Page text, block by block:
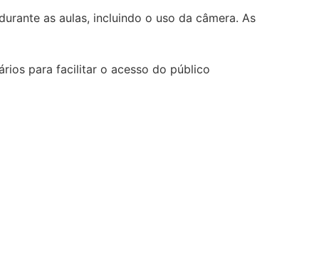
as aulas, incluindo o uso da câmera. As
para facilitar o acesso do público